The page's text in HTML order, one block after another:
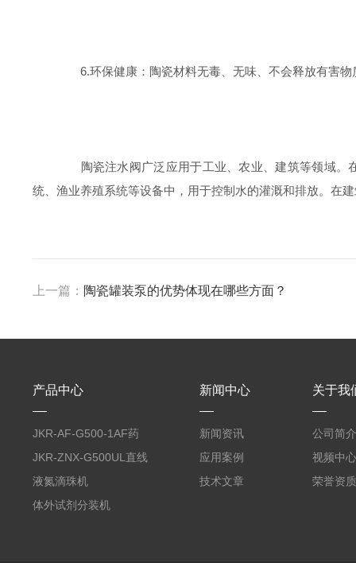
6.环保健康：陶瓷材料无毒、无味、不会释放有害物
陶瓷注水阀广泛应用于工业、农业、建筑等领域。
统、渔业养殖系统等设备中，用于控制水的灌溉和排放。在
上一篇： 陶瓷罐装泵的优势体现在哪些方面？
产品中心
JKR-AF-G500-1AF药
丸滴液机
JKR-ZNX-G500UL直线
式智能计量泵
液氮滴珠机
体外试剂分装机
新闻中心
新闻资讯
应用案例
技术文章
关于我
公司简介
视频中心
荣誉资质